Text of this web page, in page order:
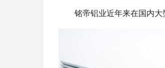
铭帝铝业近年来在国内大